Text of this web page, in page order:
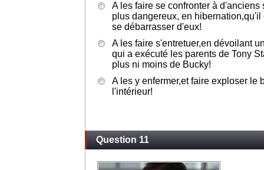
A les faire se confronter à d'anciens
plus dangereux, en hibernation,qu'il
se débarrasser d'eux!
A les faire s'entretuer,en dévoilant
qui a exécuté les parents de Tony
plus ni moins de Bucky!
A les y enfermer,et faire exploser le
l'intérieur!
Question 11